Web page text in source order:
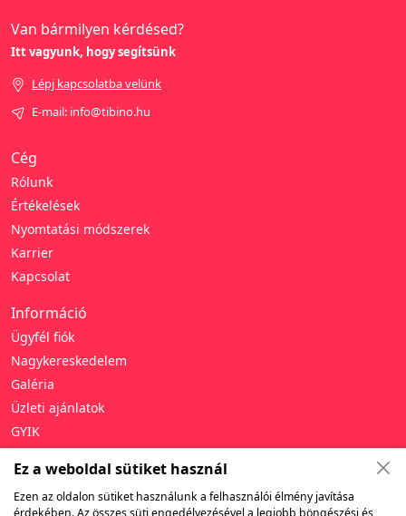
Cég
Rólunk
Értékelések
Nyomtatási módszerek
Karrier
Kapcsolat
Információ
Ügyfél fiók
Nagykereskedelem
Galéria
Üzleti ajánlatok
GYIK
Támogatás
Adatvédelmi irányelvek
Van bármilyen kérdésed?
Itt vagyunk, hogy segítsünk
Lépj kapcsolatba velünk
E-mail: info@tibino.hu
Ez a weboldal sütiket használ
Ezen az oldalon sütiket használunk a felhasználói élmény javítása
érdekében. Az összes süti engedélyezésével a legjobb böngészési és